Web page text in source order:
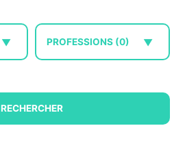
PROFESSIONS (0)
RECHERCHER